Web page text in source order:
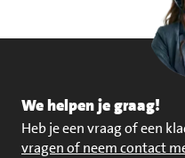
We helpen je graag!
Heb je een vraag of een
vragen of neem contact